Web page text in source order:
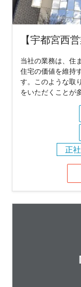
【宇都宮西
当社の業務は、住
住宅の価値を維持
す。このような取
をいただくことが
正